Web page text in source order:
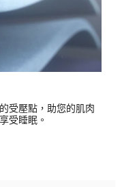
受壓點，助您的肌肉
受睡眠。